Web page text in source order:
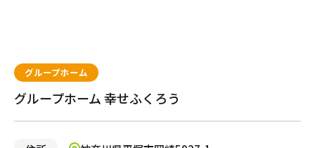
グループホーム
グループホーム 幸せふくろう